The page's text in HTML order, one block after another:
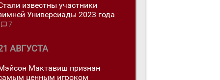
известны участники
Универсиады 2023 года
7
АВГУСТА
Мактавиш признан
ценным игроком